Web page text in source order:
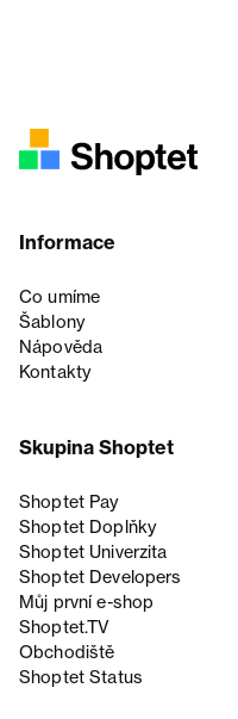
Informace
Co umíme
Šablony
Nápověda
Kontakty
Skupina Shoptet
Shoptet Pay
Shoptet Doplňky
Shoptet Univerzita
Shoptet Developers
Můj první e-shop
Shoptet.TV
Obchodiště
Shoptet Status